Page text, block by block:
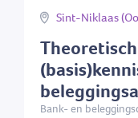
Bank- en
Sint-Niklaas